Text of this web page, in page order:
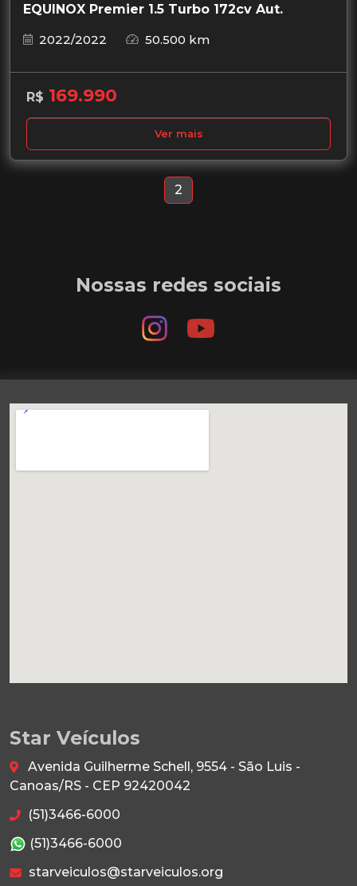
EQUINOX Premier 1.5 Turbo 172cv Aut.
2022/2022
50.500 km
R$ 169.990
Ver mais
2
Nossas redes sociais
Star Veículos
Avenida Guilherme Schell, 9554 - São Luis -
Canoas/RS - CEP 92420042
(51)3466-6000
(51)3466-6000
starveiculos@starveiculos.org